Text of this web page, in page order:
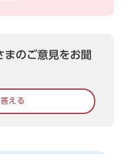
まのご意見をお聞
える